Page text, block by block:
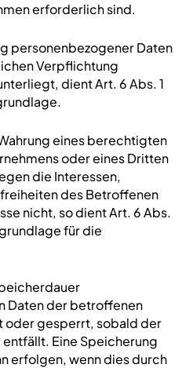
erforderlich sind.
personenbezogener Daten
Verpflichtung
dient Art. 6 Abs. 1
eines berechtigten
oder eines Dritten
die Interessen,
des Betroffenen
nicht, so dient Art. 6 Abs.
für die
Daten der betroffenen
oder gesperrt, sobald der
Eine Speicherung
erfolgen, wenn dies durch